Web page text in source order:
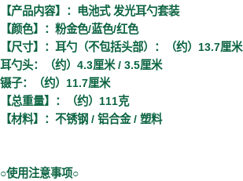
【产品内容】：电池式 发光耳勺套装
【颜色】：粉金色/蓝色/红色
【尺寸】：耳勺（不包括头部）：（约）13.7厘米
耳勺头：（约）4.3厘米 / 3.5厘米
镊子：（约）11.7厘米
【总重量】：（约）111克
【材料】：不锈钢 / 铝合金 / 塑料
○使用注意事项○